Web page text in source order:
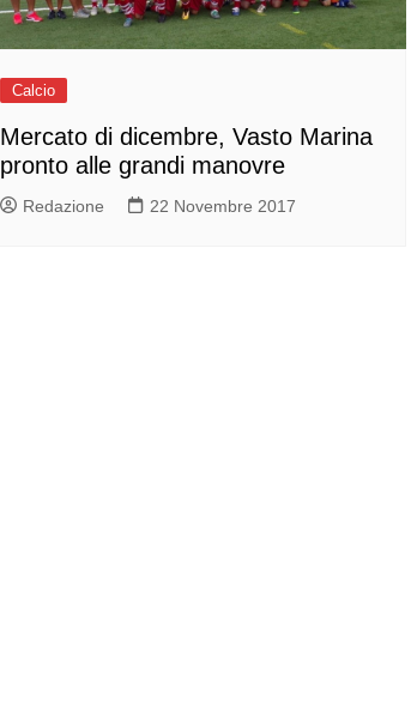
Calcio
Mercato di dicembre, Vasto Marina
pronto alle grandi manovre
Redazione 22 Novembre 2017